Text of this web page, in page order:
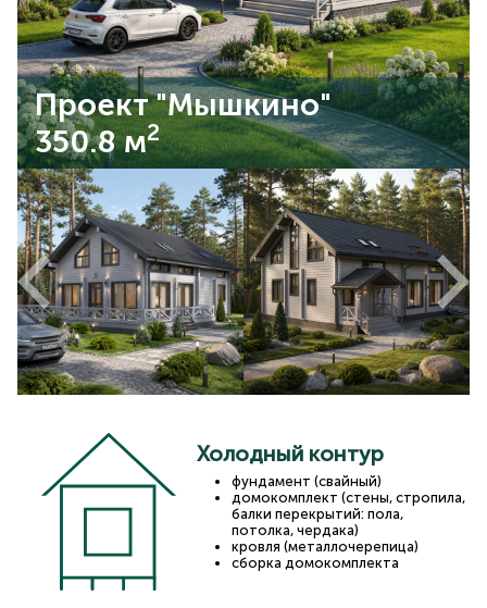
Проект "Мышкино"
350.8 м2
Холодный контур
фундамент (свайный)
домокомплект (стены, стропила,
балки перекрытий: пола,
потолка, чердака)
кровля (металлочерепица)
сборка домокомплекта